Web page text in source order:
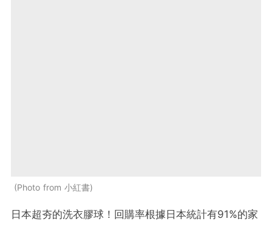
Photo from 小紅書
日本超夯的洗衣膠球！回購率根據日本統計有91%的家